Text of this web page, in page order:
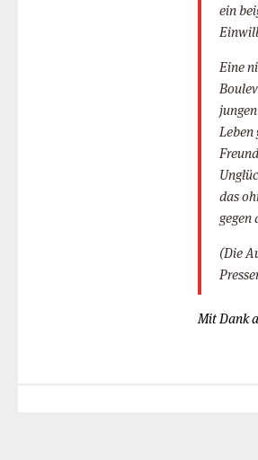
ein
Eine
Leben
das
gegen
(Die
Mit Dank